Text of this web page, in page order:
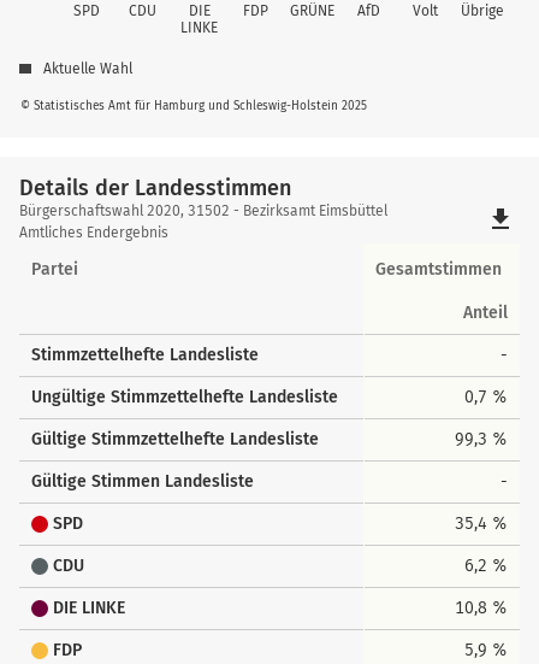
SPD CDU
DIE
LINKE
FDP GRÜNE AfD Volt Übrige
© Statistisches Amt für Hamburg und Schleswig-Holstein 2025
Aktuelle Wahl
Details der Landesstimmen
Details
der
Landesstimmen
Bürgerschaftswahl 2020, 31502 - Bezirksamt Eimsbüttel
Amtliches Endergebnis
file_download
Partei Gesamtstimmen
Anteil
Stimmzettelhefte Landesliste -
Ungültige Stimmzettelhefte Landesliste 0,7 %
Gültige Stimmzettelhefte Landesliste 99,3 %
Gültige Stimmen Landesliste -
SPD 35,4 %
CDU 6,2 %
DIE LINKE 10,8 %
FDP 5,9 %